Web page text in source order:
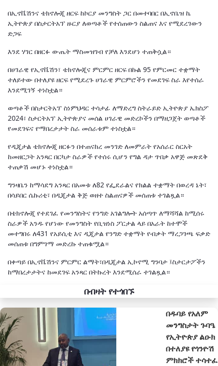
በኢኖቬሽንና ቴክኖሎጂ ዘርፍ ከኮርያ መንግስት ጋር በመተባበር በኢኖቤዝ ኬ
ኢትዮጵያ በስታርትአፕ ዙርያ ለወጣቶች የተሰጠውን ስልጠና እና የሚደረገውን
ድጋፍ
እንደ ሃገር በዘርፉ ውጤት ማስመዝገብ የቻለ እንደሆነ ተጠቅሷል።
በሀገራዊ የኢኖቬሽን፣ ቴክኖሎጂና ምርምር ዘርፍ በኩል 95 የምርመር ተቋማት
ተለይተው በተለያዩ ዘርፍ የሚደረጉ ሀገራዊ ምርምሮችን የመደገፍ ስራ እየተሰራ
እንደሚገኝ ተነስቷል።
ወጣቶች በስታርትአፕ ስነምህዳር ተሳታፊ ለማድረግ ስትራይድ ኢትዮጵያ ኤክስፖ
2024፣ ስታርትአፕ ኢትዮጵያና መሰል ሀገራዊ መድረኮችን በማዘጋጀት ወጣቶች
የመደገፍና የማበረታታት ስራ መሰራቱም ተነስቷል።
የዲጂታል ቴክኖሎጂ ዘርፉን በተጠናከረ መንገድ ለመምራት የአሰራር ስርአት
ከመዘርጋት አንጻር በርካታ ስራዎች የተሰሩ ሲሆን የግል ዳታ ጥበቃ አዋጅ መጽደቅ
ተጠቃሽ መሆኑ ተነስቷል።
ግንዛቤን ከማሳደግ አንጻር በአመቱ ለ82 የፌደራልና የክልል ተቋማት በወረዳ ኔት፣
በሳይበር ሴኩሪቲ፣ በዲጂታል ቅጅ ወዘተ ስልጠናዎች መሰጠቱ ተገልጿል።
በቴክኖሎጂ የተደገፈ የመንግስትና የንግድ አገልግሎት አሰጣጥ ለማሻሻል ከሚሰሩ
ስራዎች አንዱ የሆነው የመንግስት የቢዝነስ ፖርታል ላይ በአራት ከተሞች
መተግበሩ ለ431 የአይሲቲ እና ዲጂታል የንግድ ተቋማት የብቃት ማረጋገጫ ፍቃድ
መሰጠቱ በግምገማ መድረኩ ተጠቁሟል።
በቀጣይ በኢኖቬሽንና ምርምር ልማት፣በዲጂታል ኢኮኖሚ ግንባታ ፤ስታርታፖችን
ከማበረታታትና ከመደገፍ አንጻር በትኩረት እንደሚሰራ ተገልጿል።
በብዛት የተጎበኙ
በዱባይ የአለም
መንግስታት ጉባዔ
የኢትዮጵያ ልዑክ
በተለያዩ የጎንዮሽ
ምክክሮች ተሳተፈ